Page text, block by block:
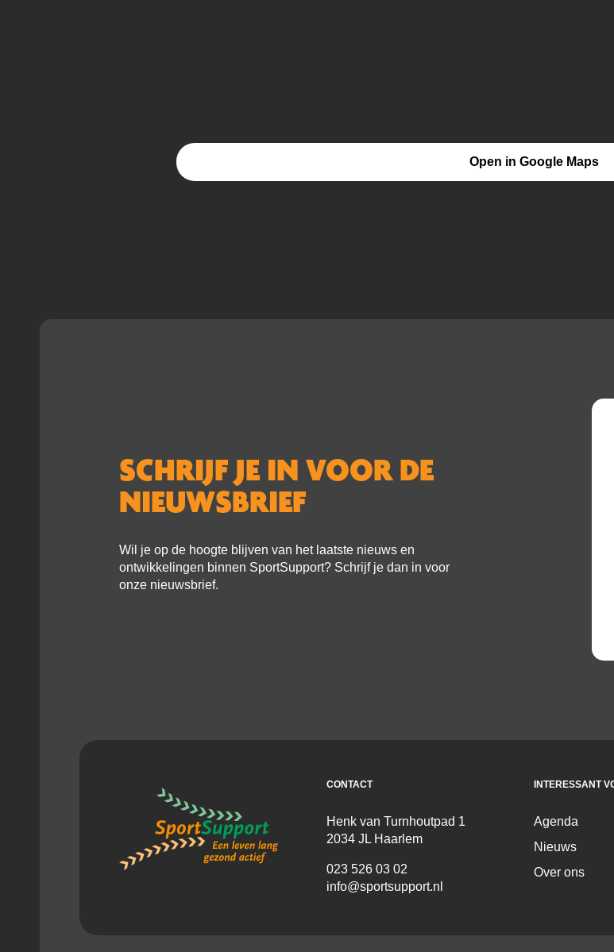
Open in Google Maps
SCHRIJF JE IN VOOR DE
NIEUWSBRIEF
Wil je op de hoogte blijven van het laatste nieuws en
ontwikkelingen binnen SportSupport? Schrijf je dan in voor
onze nieuwsbrief.
CONTACT
Henk van Turnhoutpad 1
2034 JL Haarlem
023 526 03 02
info@sportsupport.nl
INTERESSANT
Agenda
Nieuws
Over ons